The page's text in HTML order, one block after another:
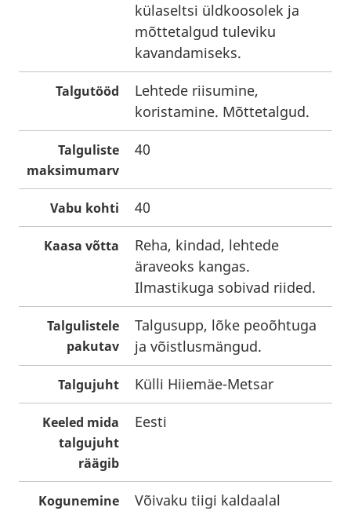
külaseltsi üldkoosolek ja
mõttetalgud tuleviku
kavandamiseks.
Talgutööd
Lehtede riisumine,
koristamine. Mõttetalgud.
Talguliste
maksimumarv
40
Vabu kohti 40
Kaasa võtta
Reha, kindad, lehtede
äraveoks kangas.
Ilmastikuga sobivad riided.
Talgulistele
pakutav
Talgusupp, lõke peoõhtuga
ja võistlusmängud.
Talgujuht Külli Hiiemäe-Metsar
Keeled mida
talgujuht
räägib
Eesti
Kogunemine
Võivaku tiigi kaldaalal